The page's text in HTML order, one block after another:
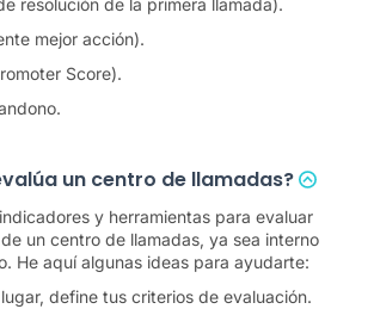
mejor acción).
Score).
un centro de llamadas?
y herramientas para evaluar
un centro de llamadas, ya sea interno
He aquí algunas ideas para ayudarte:
define tus criterios de evaluación.